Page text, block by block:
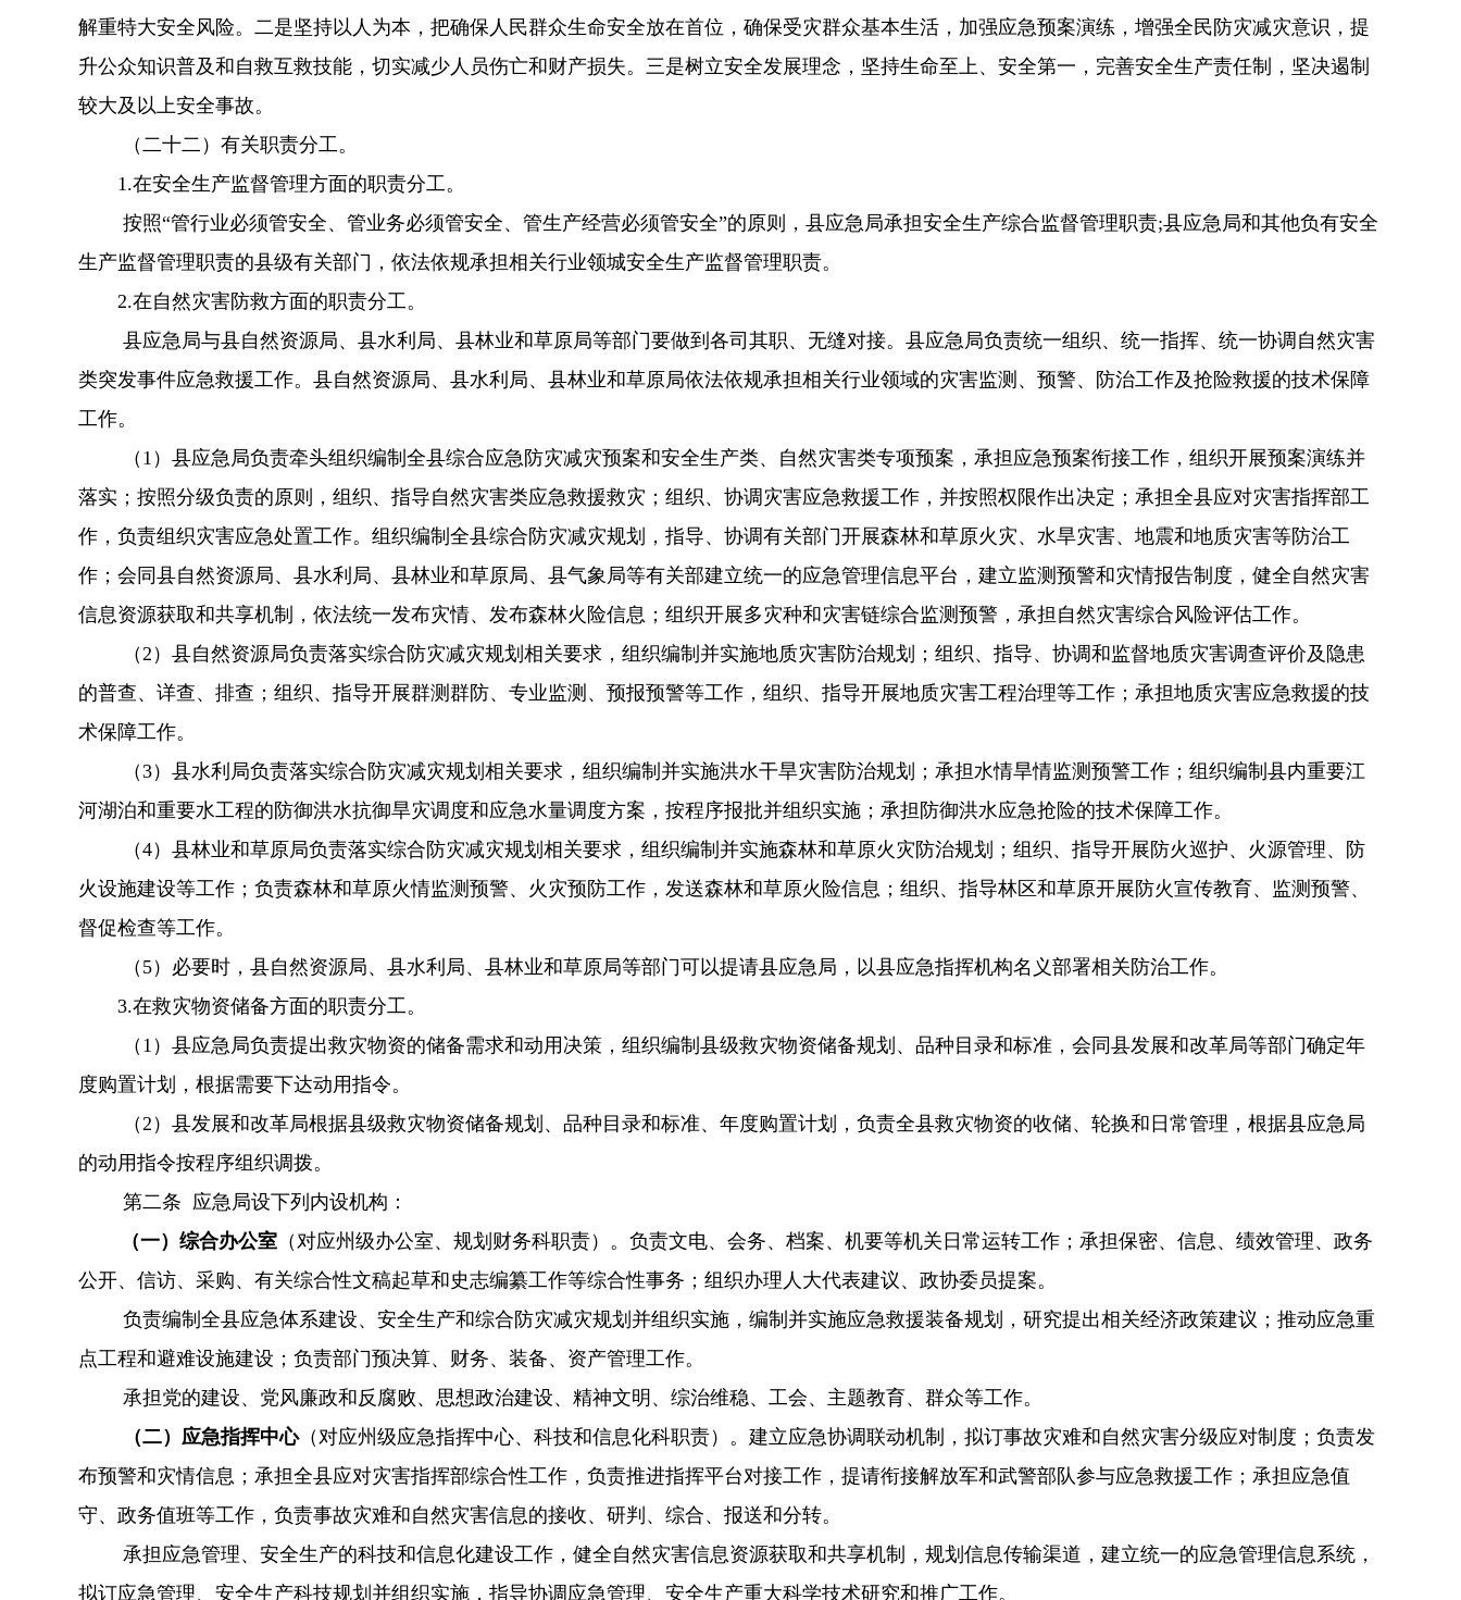
解重特大安全风险。二是坚持以人为本，把确保人民群众生命安全放在首位，确保受灾群众基本生活，加强应急预案演练，增强全民防灾减灾意识，提
升公众知识普及和自救互救技能，切实减少人员伤亡和财产损失。三是树立安全发展理念，坚持生命至上、安全第一，完善安全生产责任制，坚决遏制
较大及以上安全事故。
（二十二）有关职责分工。
1.在安全生产监督管理方面的职责分工。
按照“管行业必须管安全、管业务必须管安全、管生产经营必须管安全”的原则，县应急局承担安全生产综合监督管理职责;县应急局和其他负有安全
生产监督管理职责的县级有关部门，依法依规承担相关行业领城安全生产监督管理职责。
2.在自然灾害防救方面的职责分工。
县应急局与县自然资源局、县水利局、县林业和草原局等部门要做到各司其职、无缝对接。县应急局负责统一组织、统一指挥、统一协调自然灾害
类突发事件应急救援工作。县自然资源局、县水利局、县林业和草原局依法依规承担相关行业领域的灾害监测、预警、防治工作及抢险救援的技术保障
工作。
（ 1）县应急局负责牵头组织编制全县综合应急防灾减灾预案和安全生产类、自然灾害类专项预案，承担应急预案衔接工作，组织开展预案演练并
落实；按照分级负责的原则，组织、指导自然灾害类应急救援救灾；组织、协调灾害应急救援工作，并按照权限作出决定；承担全县应对灾害指挥部工
作，负责组织灾害应急处置工作。组织编制全县综合防灾减灾规划，指导、协调有关部门开展森林和草原火灾、水旱灾害、地震和地质灾害等防治工
作；会同县自然资源局、县水利局、县林业和草原局、县气象局等有关部建立统一的应急管理信息平台，建立监测预警和灾情报告制度，健全自然灾害
信息资源获取和共享机制，依法统一发布灾情、发布森林火险信息；组织开展多灾种和灾害链综合监测预警，承担自然灾害综合风险评估工作。
（ 2）县自然资源局负责落实综合防灾减灾规划相关要求，组织编制并实施地质灾害防治规划；组织、指导、协调和监督地质灾害调查评价及隐患
的普查、详查、排查；组织、指导开展群测群防、专业监测、预报预警等工作，组织、指导开展地质灾害工程治理等工作；承担地质灾害应急救援的技
术保障工作。
（3）县水利局负责落实综合防灾减灾规划相关要求，组织编制并实施洪水干旱灾害防治规划；承担水情旱情监测预警工作；组织编制县内重要江
河湖泊和重要水工程的防御洪水抗御旱灾调度和应急水量调度方案，按程序报批并组织实施；承担防御洪水应急抢险的技术保障工作。
（4）县林业和草原局负责落实综合防灾减灾规划相关要求，组织编制并实施森林和草原火灾防治规划；组织、指导开展防火巡护、火源管理、防
火设施建设等工作；负责森林和草原火情监测预警、火灾预防工作，发送森林和草原火险信息；组织、指导林区和草原开展防火宣传教育、监测预警、
督促检查等工作。
（ 5）必要时，县自然资源局、县水利局、县林业和草原局等部门可以提请县应急局，以县应急指挥机构名义部署相关防治工作。
3.在救灾物资储备方面的职责分工。
（ 1）县应急局负责提出救灾物资的储备需求和动用决策，组织编制县级救灾物资储备规划、品种目录和标准，会同县发展和改革局等部门确定年
度购置计划，根据需要下达动用指令。
（ 2）县发展和改革局根据县级救灾物资储备规划、品种目录和标准、年度购置计划，负责全县救灾物资的收储、轮换和日常管理，根据县应急局
的动用指令按程序组织调拨。
第二条 应急局设下列内设机构：
（一）综合办公室（对应州级办公室、规划财务科职责）。负责文电、会务、档案、机要等机关日常运转工作；承担保密、信息、绩效管理、政务
公开、信访、采购、有关综合性文稿起草和史志编纂工作等综合性事务；组织办理人大代表建议、政协委员提案。
负责编制全县应急体系建设、安全生产和综合防灾减灾规划并组织实施，编制并实施应急救援装备规划，研究提出相关经济政策建议；推动应急重
点工程和避难设施建设；负责部门预决算、财务、装备、资产管理工作。
承担党的建设、党风廉政和反腐败、思想政治建设、精神文明、综治维稳、工会、主题教育、群众等工作。
（二）应急指挥中心（对应州级应急指挥中心、科技和信息化科职责）。建立应急协调联动机制，拟订事故灾难和自然灾害分级应对制度；负责发
布预警和灾情信息；承担全县应对灾害指挥部综合性工作，负责推进指挥平台对接工作，提请衔接解放军和武警部队参与应急救援工作；承担应急值
守、政务值班等工作，负责事故灾难和自然灾害信息的接收、研判、综合、报送和分转。
承担应急管理、安全生产的科技和信息化建设工作，健全自然灾害信息资源获取和共享机制，规划信息传输渠道，建立统一的应急管理信息系统，
拟订应急管理、安全生产科技规划并组织实施，指导协调应急管理、安全生产重大科学技术研究和推广工作。